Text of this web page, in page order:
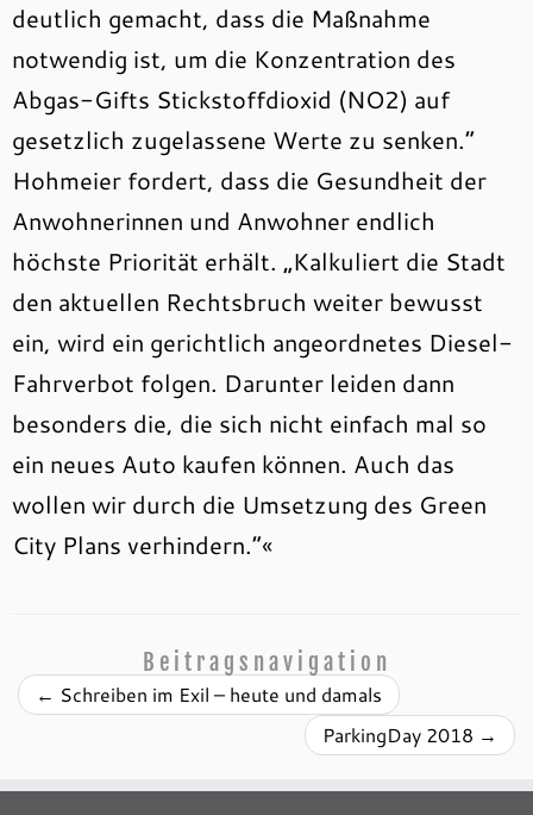
deutlich gemacht, dass die Maßnahme
notwendig ist, um die Konzentration des
Abgas-Gifts Stickstoffdioxid (NO2) auf
gesetzlich zugelassene Werte zu senken.“
Hohmeier fordert, dass die Gesundheit der
Anwohnerinnen und Anwohner endlich
höchste Priorität erhält. „Kalkuliert die Stadt
den aktuellen Rechtsbruch weiter bewusst
ein, wird ein gerichtlich angeordnetes Diesel-
Fahrverbot folgen. Darunter leiden dann
besonders die, die sich nicht einfach mal so
ein neues Auto kaufen können. Auch das
wollen wir durch die Umsetzung des Green
City Plans verhindern.“«
Beitragsnavigation
← Schreiben im Exil – heute und damals
ParkingDay 2018 →